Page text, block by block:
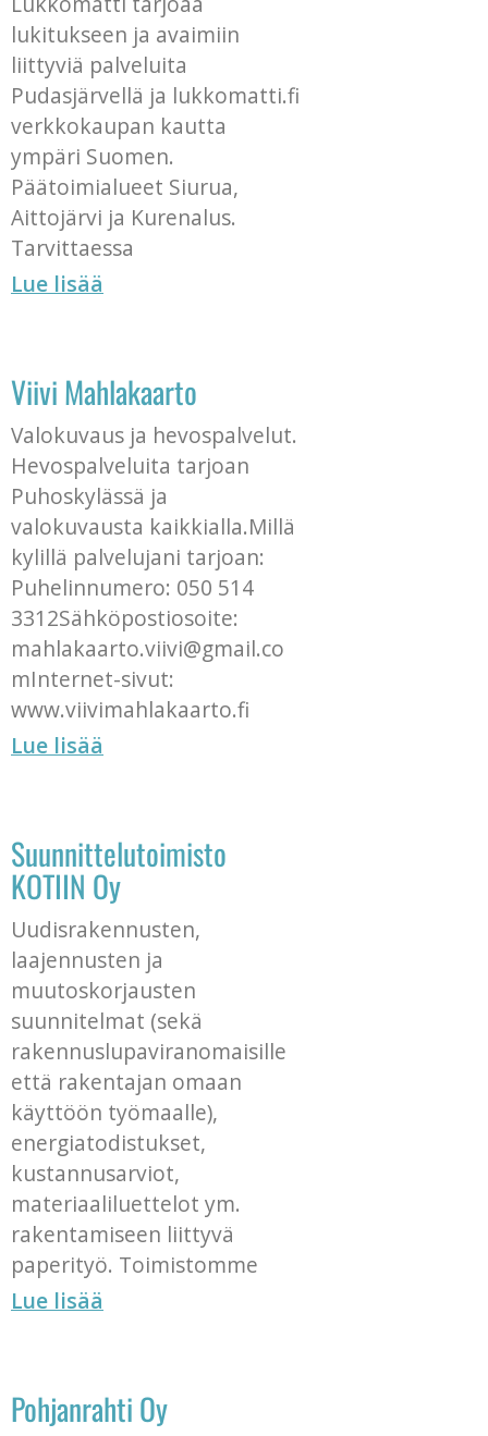
lukitukseen ja avaimiin
liittyviä palveluita
Pudasjärvellä ja lukkomatti.fi
verkkokaupan kautta
ympäri Suomen.
Päätoimialueet Siurua,
Aittojärvi ja Kurenalus.
Tarvittaessa
Lue lisää
Viivi Mahlakaarto
Valokuvaus ja hevospalvelut.
Hevospalveluita tarjoan
Puhoskylässä ja
valokuvausta kaikkialla.Millä
kylillä palvelujani tarjoan:
Puhelinnumero: 050 514
3312Sähköpostiosoite:
mahlakaarto.viivi@gmail.co
mInternet-sivut:
www.viivimahlakaarto.fi
Lue lisää
Suunnittelutoimisto
KOTIIN Oy
Uudisrakennusten,
laajennusten ja
muutoskorjausten
suunnitelmat (sekä
rakennuslupaviranomaisille
että rakentajan omaan
käyttöön työmaalle),
energiatodistukset,
kustannusarviot,
materiaaliluettelot ym.
rakentamiseen liittyvä
paperityö. Toimistomme
Lue lisää
Pohjanrahti Oy